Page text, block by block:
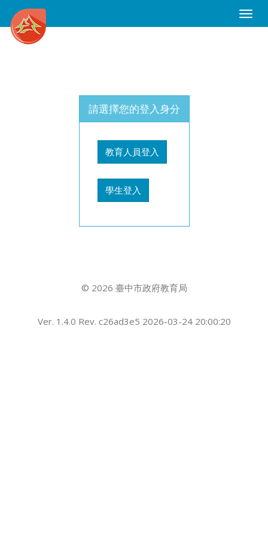
Toggle
請選擇您的登入身分
教育人員登入
學生登入
© 2026 臺中市政府教育局
Ver. 1.4.0 Rev. c26ad3e5 2026-03-24 20:00:20